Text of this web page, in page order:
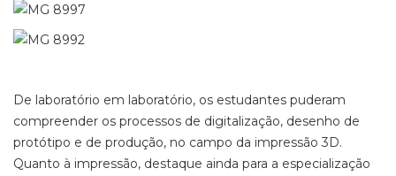
De laboratório em laboratório, os estudantes puderam
compreender os processos de digitalização, desenho de
protótipo e de produção, no campo da impressão 3D.
Quanto à impressão, destaque ainda para a especialização